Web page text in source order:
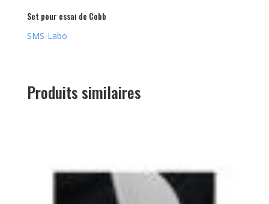
Set pour essai de Cobb
SMS-Labo
Produits similaires